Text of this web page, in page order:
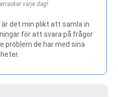
varje dag!
det min plikt att samla in
för att svara på frågor
problem de har med sina